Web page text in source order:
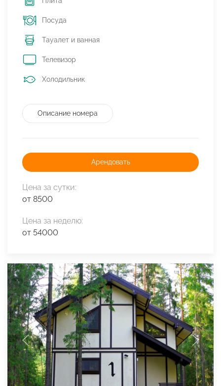
Посуда
Тауалет и ванная
Телевизор
Холодильник
Описание номера
Арендовать
Цена за сутки:
от 8500
Цена за неделю:
от 54000